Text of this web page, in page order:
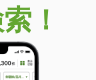
！